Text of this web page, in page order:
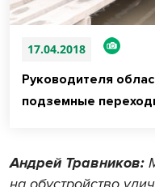
17.04.2018
Руководителя
подземные
Андрей Травников: